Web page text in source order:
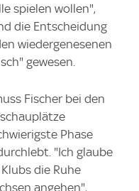
spielen wollen",
die Entscheidung
wiedergenesenen
gewesen.
Fischer bei den
Phase
"Ich glaube
die Ruhe
angehen",